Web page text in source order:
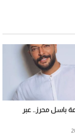
باسل محرز.. عبر